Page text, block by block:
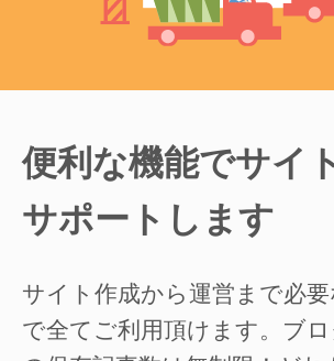
便利な機能でサイ
サポートします
サイト作成から運営まで必
で全てご利用頂けます。ブ